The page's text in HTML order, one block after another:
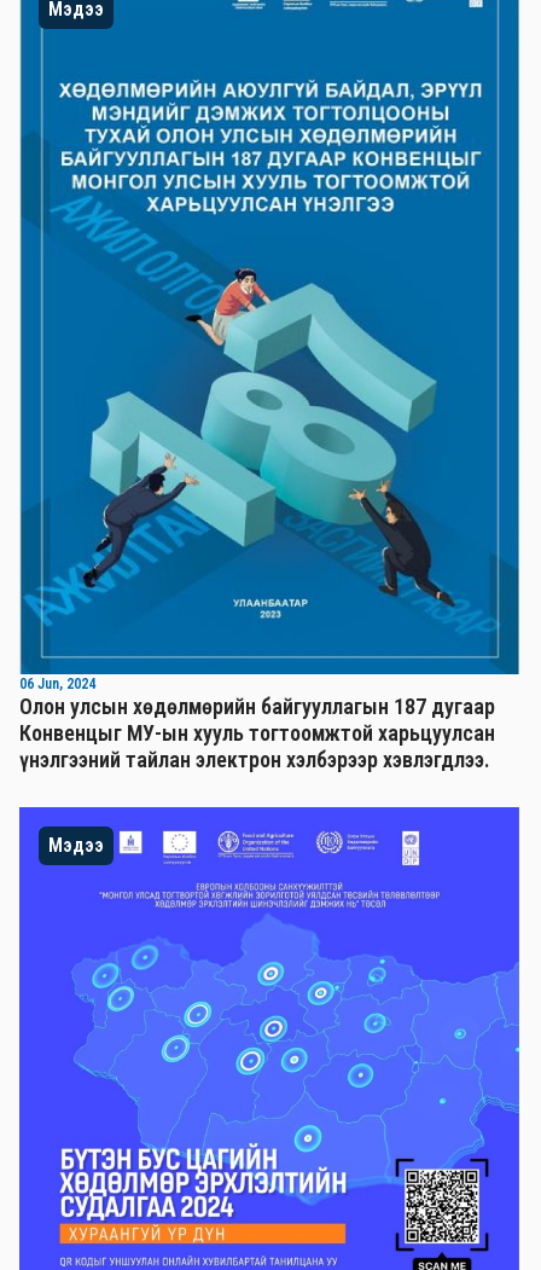
Мэдээ
06 Jun, 2024
Олон улсын хөдөлмөрийн байгууллагын 187 дугаар
Конвенцыг МУ-ын хууль тогтоомжтой харьцуулсан
үнэлгээний тайлан электрон хэлбэрээр хэвлэгдлээ.
Мэдээ